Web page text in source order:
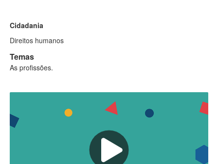
Cidadania
Direitos humanos
Temas
As profissões.